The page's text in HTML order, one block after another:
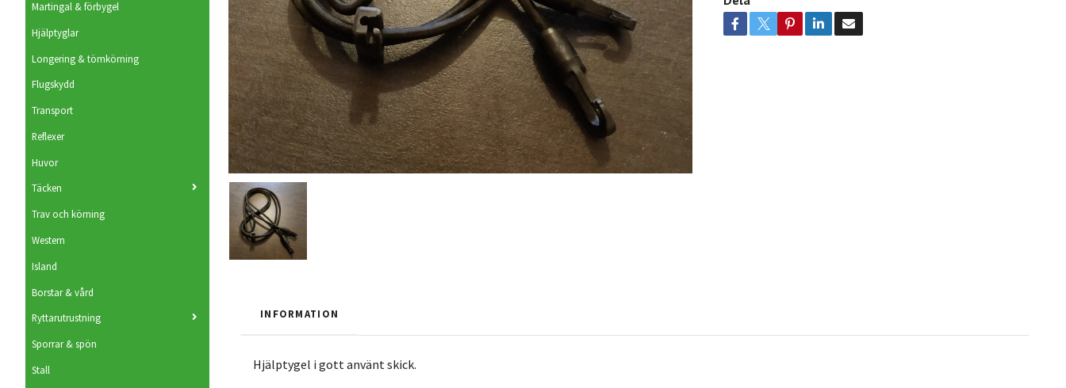
Martingal & förbygel
Hjälptyglar
Longering & tömkörning
Flugskydd
Transport
Reflexer
Huvor
Täcken
Trav och körning
Western
Island
Borstar & vård
Ryttarutrustning
Sporrar & spön
Stall
INFORMATION
Hjälptygel i gott använt skick.